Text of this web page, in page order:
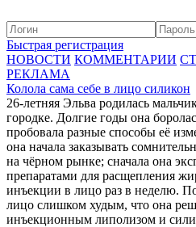
Быстрая регистрация
НОВОСТИ КОММЕНТАРИИ
РЕКЛАМА
Колола сама себе в лицо силикон
26-летняя Эльва родилась
городке. Долгие годы она
пробовала разные способы её
она начала заказывать
на чёрном рынке; сначала она
препаратами для расщепления
инъекции в лицо раз в неделю.
лицо слишком худым, что она
инъекционным липолизом и